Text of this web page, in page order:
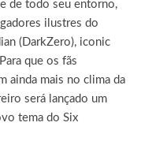
de todo seu entorno,
ilustres do
(DarkZero), iconic
que os fãs
ainda mais no clima da
será lançado um
tema do Six